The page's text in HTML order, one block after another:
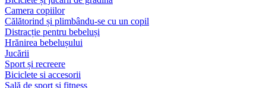
Camera copiilor
Călătorind și plimbându-se cu un copil
Distracție pentru bebeluși
Hrănirea bebelușului
Jucării
Sport și recreere
Biciclete si accesorii
Sală de sport și fitness